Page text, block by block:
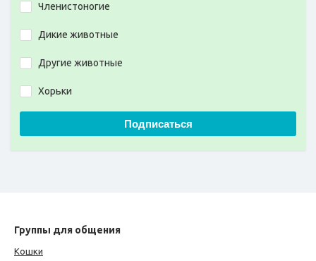
Членистоногие
Дикие животные
Другие животные
Хорьки
Подписаться
Группы для общения
Кошки